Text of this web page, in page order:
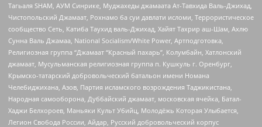
Тагьаля SHAM, АУМ Синрике, Муджахеды джамаата Ат-Тавхида Валь-Джихад,
Чистопольский Джамаат, Рохнамо ба суи давлати исломи, Террористическое
сообщество Сеть, Катиба Таухид валь-Джихад, Хайят Тахрир аш-Шам, Ахлю
Сунна Валь Джамаа, National Socialism/White Power, Артподготовка,
Религиозная группа “Джамаат “Красный пахарь”, Колумбайн, Хатлонский
джамаат, Мусульманская религиозная группа п. Кушкуль г. Оренбург,
Крымско-татарский добровольческий батальон имени Номана
Челебиджихана, Азов, Партия исламского возрождения Таджикистана,
Народная самооборона, Дуббайский джамаат, московская ячейка, Батал-
Хаджи Белхороев, Маньяки Культ Убийц, Молодёжь Которая Улыбается,
Легион Свобода России, Айдар, Русский добровольческий корпус